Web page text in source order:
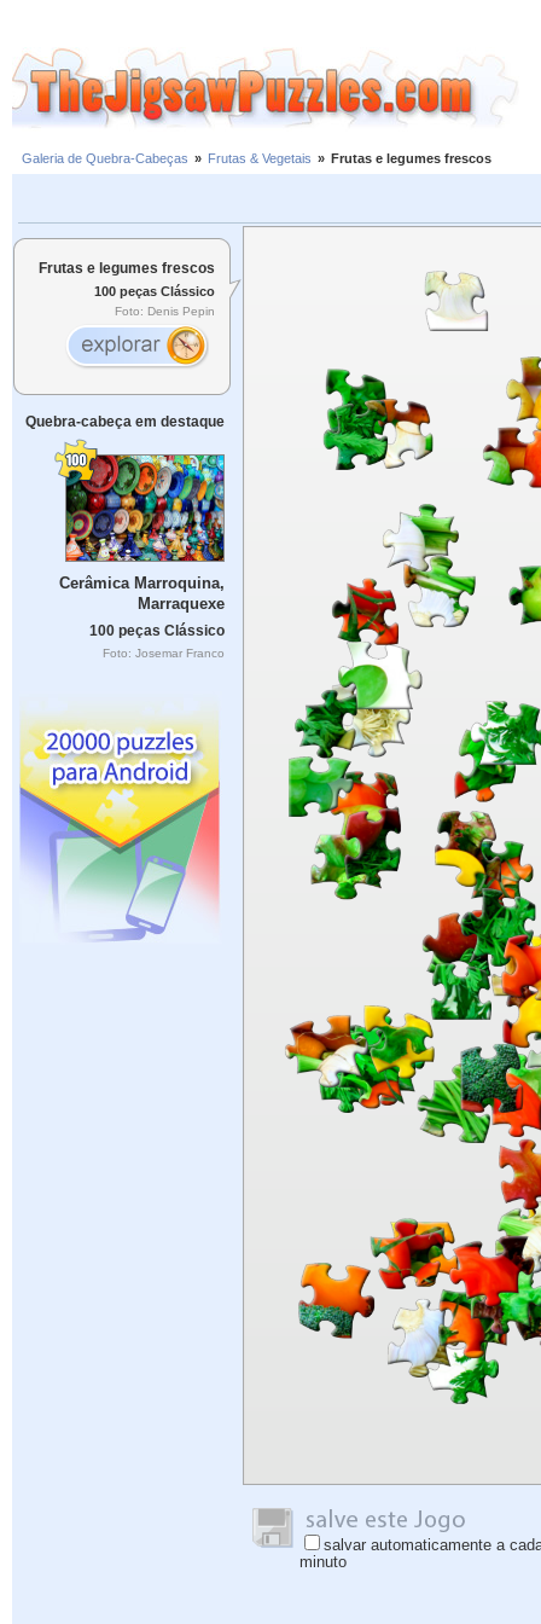
Galeria de Quebra-Cabeças » Frutas & Vegetais » Frutas e legumes frescos
Frutas e legumes frescos
100 peças Clássico
Foto: Denis Pepin
Quebra-cabeça em destaque
Cerâmica Marroquina,
Marraquexe
100 peças Clássico
Foto: Josemar Franco
salvar automaticamente a
minuto